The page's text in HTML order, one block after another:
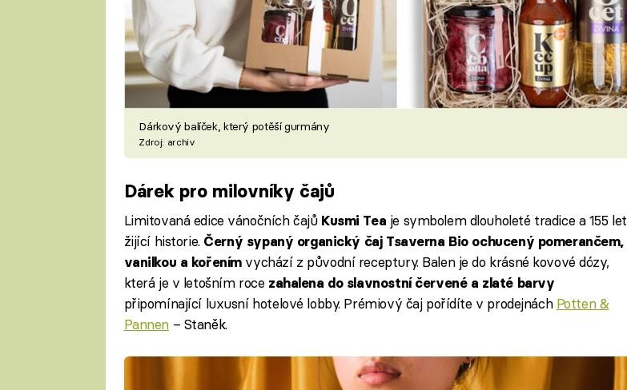
Dárkový balíček, který potěší gurmány
Zdroj: archiv
Dárek pro milovníky čajů
Limitovaná edice vánočních čajů Kusmi Tea je symbolem dlouholeté tradice a 155 let
žijící historie. Černý sypaný organický čaj Tsaverna Bio ochucený pomerančem,
vanilkou a kořenímvychází z původní receptury. Balen je do krásné kovové dózy,
která je v letošním roce zahalena do slavnostní červené a zlaté barvy
připomínající luxusní hotelové lobby. Prémiový čaj pořídíte v prodejnách Potten &
Pannen– Staněk.